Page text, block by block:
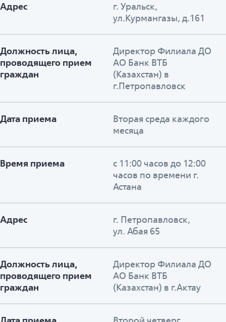
Адрес
г. Уральск,
ул.Курмангазы, д.161
Должность лица,
проводящего прием
граждан
Дата приема
Время приема
Адрес
Директор Филиала ДО
АО Банк ВТБ
(Казахстан) в
г.Петропавловск
Вторая среда каждого
месяца
с 11:00 часов до 12:00
часов по времени г.
Астана
г. Петропавловск,
ул. Абая 65
Должность лица,
проводящего прием
граждан
Директор Филиала ДО
АО Банк ВТБ
(Казахстан) в г.Актау